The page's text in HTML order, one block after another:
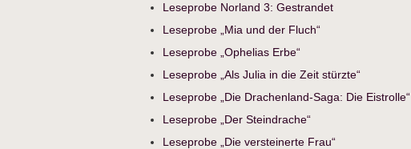
Leseprobe Norland 3: Gestrandet
Leseprobe „Mia und der Fluch“
Leseprobe „Ophelias Erbe“
Leseprobe „Als Julia in die Zeit stürzte“
Leseprobe „Die Drachenland-Saga: Die Eistrolle“
Leseprobe „Der Steindrache“
Leseprobe „Die versteinerte Frau“